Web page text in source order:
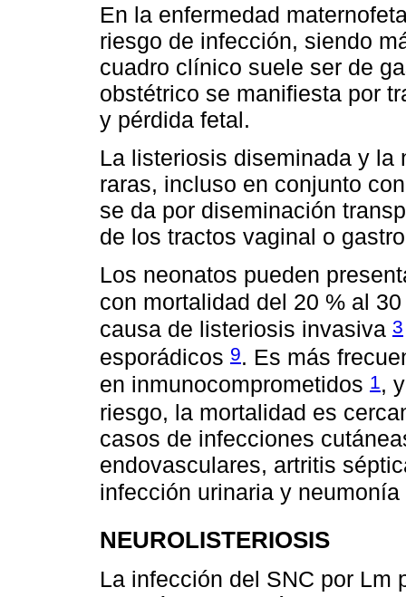
En la enfermedad
riesgo de infección, siendo
cuadro clínico suele ser de
obstétrico se manifiesta por
y pérdida fetal.
La listeriosis diseminada y la
raras, incluso en conjunto
se da por diseminación
de los tractos vaginal o
Los neonatos pueden
con mortalidad del 20 % al
causa de listeriosis invasiva 3
esporádicos 9. Es más
en inmunocomprometidos 1 ,
riesgo, la mortalidad es
casos de infecciones
endovasculares, artritis
infección urinaria y
NEUROLISTERIOSIS
La infección del SNC por Lm